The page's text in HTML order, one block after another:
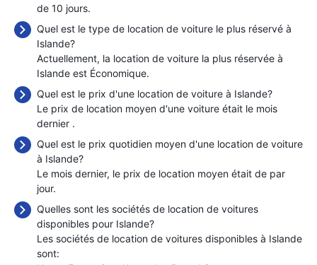
de 10 jours.
Quel est le type de location de voiture le plus réservé à
Islande?
Actuellement, la location de voiture la plus réservée à
Islande est Économique.
Quel est le prix d'une location de voiture à Islande?
Le prix de location moyen d'une voiture était le mois
dernier .
Quel est le prix quotidien moyen d'une location de voiture
à Islande?
Le mois dernier, le prix de location moyen était de par
jour.
Quelles sont les sociétés de location de voitures
disponibles pour Islande?
Les sociétés de location de voitures disponibles à Islande
sont: